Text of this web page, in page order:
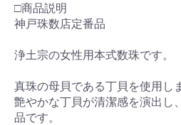
□商品説明
神戸珠数店定番品
浄土宗の女性用本式数珠です。
真珠の母貝である丁貝を使用し
艶やかな丁貝が清潔感を演出し
品です。